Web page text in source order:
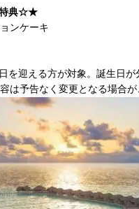
典☆★
ンケーキ
を迎える方が対象。誕生日が
は予告なく変更となる場合が